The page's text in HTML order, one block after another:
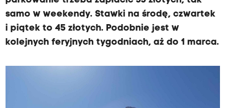
samo w weekendy. Stawki na środę, czwartek
i piątek to 45 złotych. Podobnie jest w
kolejnych feryjnych tygodniach, aż do 1 marca.